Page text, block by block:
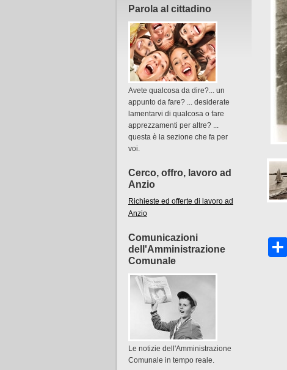
Parola al cittadino
Avete qualcosa da dire?... un
appunto da fare? ... desiderate
lamentarvi di qualcosa o fare
apprezzamenti per altre? ...
questa è la sezione che fa per
voi.
Cerco, offro, lavoro ad
Anzio
Richieste ed offerte di lavoro ad
Anzio
Comunicazioni
dell'Amministrazione
Comunale
Le notizie dell'Amministrazione
Comunale in tempo reale.